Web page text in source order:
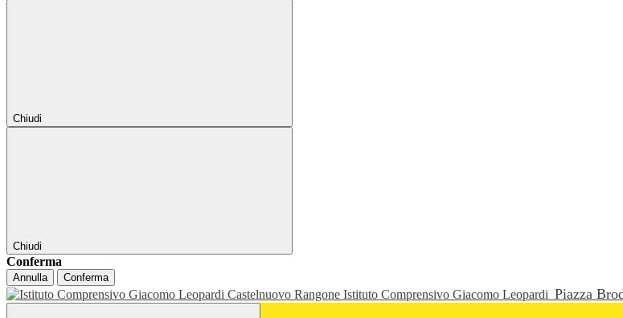
Chiudi
Chiudi
Conferma
Annulla Conferma
Istituto Comprensivo Giacomo Leopardi Piazza